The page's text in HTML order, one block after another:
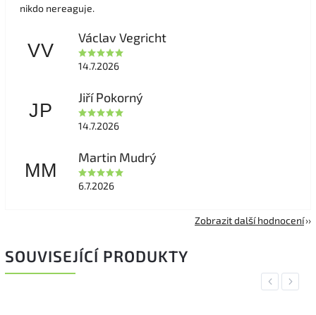
nikdo nereaguje.
VV
Václav Vegricht
14.7.2026
JP
Jiří Pokorný
14.7.2026
MM
Martin Mudrý
6.7.2026
Zobrazit další hodnocení
SOUVISEJÍCÍ PRODUKTY
Previous
Next